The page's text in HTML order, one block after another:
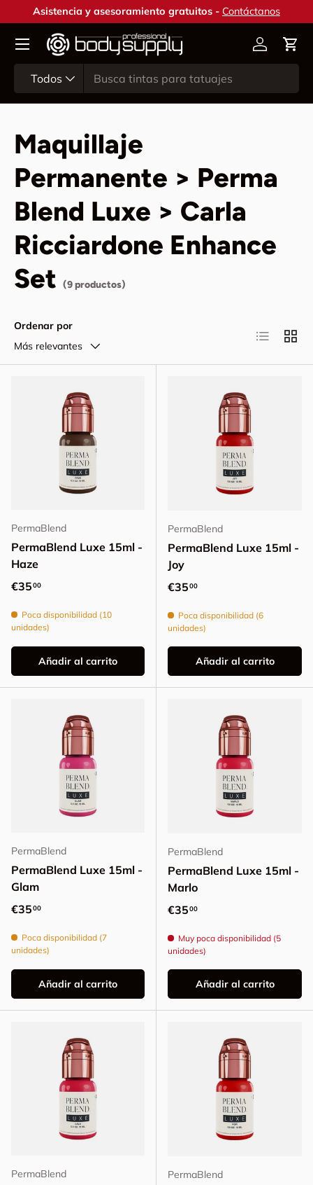
Ir al contenido
Asistencia y asesoramiento gratuitos - Contáctanos
Todos
Cuenta
Maquillaje
Permanente > Perma
Blend Luxe > Carla
Ricciardone Enhance
Set (9 productos)
Ordenar por
Más relevantes
Lista
PermaBlend
PermaBlend Luxe 15ml -
Haze
Precio normal
€3500
Poca disponibilidad (10
unidades)
Añadir al carrito
PermaBlend
PermaBlend Luxe 15ml -
Joy
Precio normal
€3500
Poca disponibilidad (6
unidades)
Añadir al carrito
PermaBlend
PermaBlend Luxe 15ml -
Glam
Precio normal
€3500
Poca disponibilidad (7
unidades)
Añadir al carrito
PermaBlend
PermaBlend Luxe 15ml -
Marlo
Precio normal
€3500
Muy poca disponibilidad (5
unidades)
Añadir al carrito
PermaBlend PermaBlend